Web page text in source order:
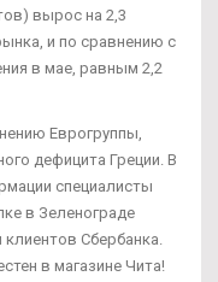
вырос на 2,3
и по сравнению с
в мае, равным 2,2
Еврогруппы,
дефицита Греции. В
специалисты
в Зеленограде
Сбербанка.
в магазине Чита!